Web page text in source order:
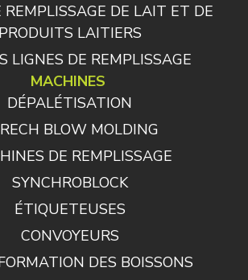
REMPLISSAGE DE LAIT ET DE
PRODUITS LAITIERS
LIGNES DE REMPLISSAGE
MACHINES
DÉPALÉTISATION
BLOW MOLDING
DE REMPLISSAGE
SYNCHROBLOCK
ÉTIQUETEUSES
CONVOYEURS
DES BOISSONS